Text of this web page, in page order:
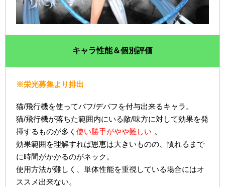
キャラ性能＆個別評価
※栄光募集より排出
猫/飛行機を使ってバフ/デバフを付与出来るキャラ。
猫/飛行機が落ちた範囲内にいる敵/味方に対して効果を発
揮するものが多く使い勝手がやや難しい 。
効果範囲を理解すれば恩恵は大きいものの、慣れるまで
に時間がかかるのがネック。
使用方法が難しく、単体性能を重視している場合にはオ
ススメ出来ない。